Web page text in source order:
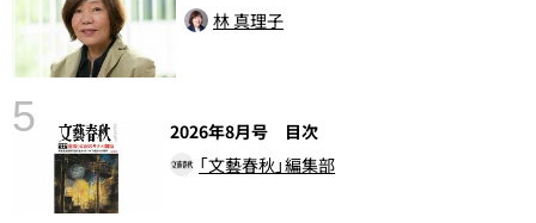
林 真理子
5
2026年8月号 目次
「文藝春秋」編集部